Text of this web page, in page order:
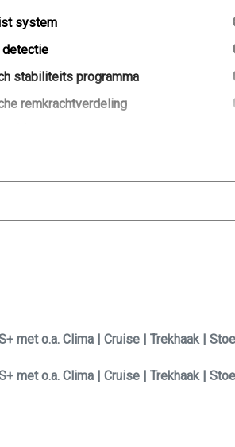
system
detectie
stabiliteits programma
remkrachtverdeling
met o.a. Clima | Cruise | Trekhaak |
met o.a. Clima | Cruise | Trekhaak |